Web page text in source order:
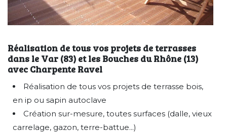
Réalisation de tous vos projets de terrasses
dans le Var (83) et les Bouches du Rhône (13)
avec Charpente Ravel
Réalisation de tous vos projets de terrasse bois,
en ip ou sapin autoclave
Création sur-mesure, toutes surfaces (dalle, vieux
carrelage, gazon, terre-battue...)